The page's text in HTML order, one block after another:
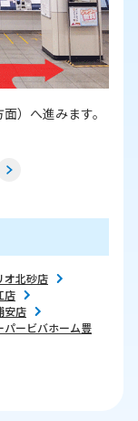
）へ進みます。
オ北砂店
店
安店
パービバホーム豊